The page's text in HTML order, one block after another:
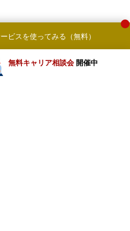
ビスを使ってみる（無料）
無料キャリア相談会 開催中